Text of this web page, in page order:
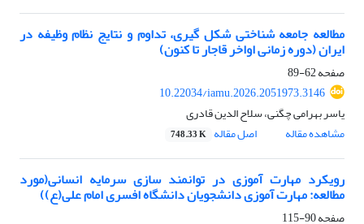
مطالعه جامعه شناختی شکل گیری، تداوم و نتایج نظام وظیفه در
ایران (دوره زمانی اواخر قاجار تا کنون)
صفحه62-89
10.22034/iamu.2026.2051973.3146
یاسر بهرامی چگنی، سلاح الدین قادری
مشاهده مقاله
اصل مقاله 748.33 K
رویکرد مهارت آموزی در توانمند سازی سرمایه انسانی(مورد
مطالعه: مهارت آموزی دانشجویان دانشگاه افسری امام علی(ع))
صفحه90-115